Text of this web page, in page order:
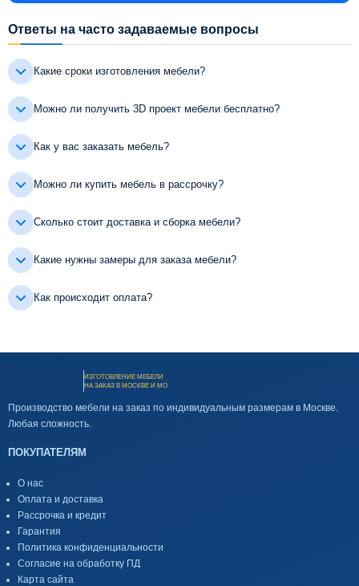
Ответы на часто задаваемые вопросы
Какие сроки изготовления мебели?
Можно ли получить 3D проект мебели бесплатно?
Как у вас заказать мебель?
Можно ли купить мебель в рассрочку?
Сколько стоит доставка и сборка мебели?
Какие нужны замеры для заказа мебели?
Как происходит оплата?
ИЗГОТОВЛЕНИЕ МЕБЕЛИ
НА ЗАКАЗ В МОСКВЕ И МО
Производство мебели на заказ по индивидуальным размерам в Москве.
Любая сложность.
ПОКУПАТЕЛЯМ
О нас
Оплата и доставка
Рассрочка и кредит
Гарантия
Политика конфиденциальности
Согласие на обработку ПД
Карта сайта